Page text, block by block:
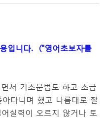
입니다. ("영어초보자를
서 기초문법도 하고 초급
다니며 했고 나름대로 잘
실력이 오르지 않거나 토